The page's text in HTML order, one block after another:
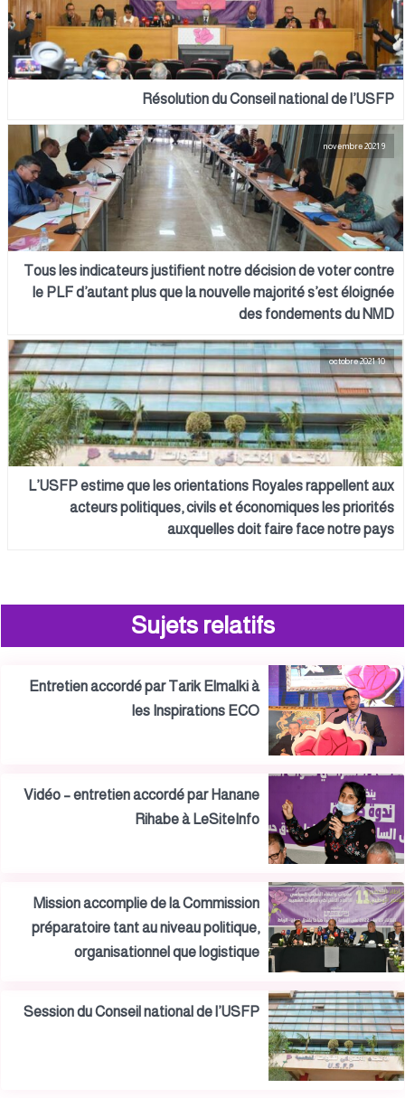
Résolution du Conseil national de l’USFP
Tous les indicateurs justifient notre décision de voter contre
le PLF d’autant plus que la nouvelle majorité s’est éloignée
des fondements du NMD
10 octobre 2021
L’USFP estime que les orientations Royales rappellent aux
acteurs politiques, civils et économiques les priorités
auxquelles doit faire face notre pays
Sujets relatifs
Entretien accordé par Tarik Elmalki à
les Inspirations ECO
Vidéo – entretien accordé par Hanane
Rihabe à LeSiteInfo
Mission accomplie de la Commission
préparatoire tant au niveau politique,
organisationnel que logistique
Session du Conseil national de l’USFP